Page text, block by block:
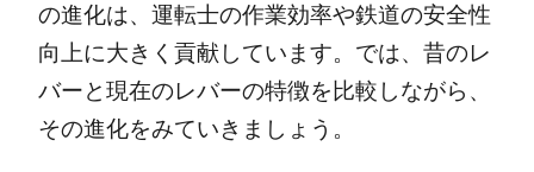
の進化は、運転士の作業効率や鉄道の安全性
向上に大きく貢献しています。では、昔のレ
バーと現在のレバーの特徴を比較しながら、
その進化をみていきましょう。